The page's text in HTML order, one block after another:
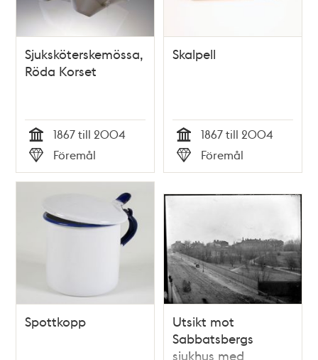
Sjuksköterskemössa,
Röda Korset
Tid
1867 till 2004
Typ
Föremål
Skalpell
Tid
1867 till 2004
Typ
Föremål
Spottkopp
Utsikt mot
Sabbatsbergs
sjukhus med